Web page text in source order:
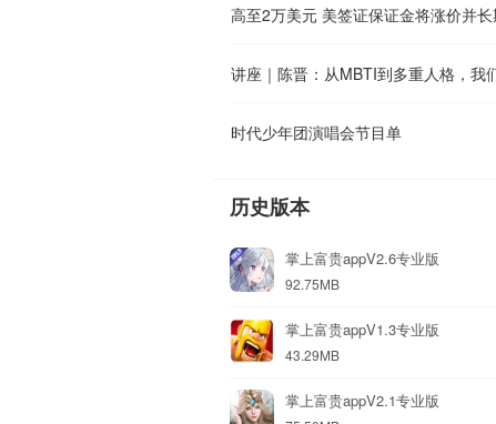
高至2万美元 美签证保证金将涨价并
讲座｜陈晋：从MBTI到多重人格，我
时代少年团演唱会节目单
历史版本
掌上富贵appV2.6专业版
92.75MB
掌上富贵appV1.3专业版
43.29MB
掌上富贵appV2.1专业版